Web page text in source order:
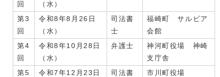
回
（水）
第3
回
令和8年8月26日
（水）
司法書
士
福崎町 サルビア
会館
第4
回
令和8年10月28日
（水）
弁護士
神河町役場 神崎
支庁舎
第5
令和7年12月23日
司法書
市川町役場